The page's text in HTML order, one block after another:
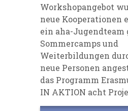
Workshopangebot
neue Kooperationen
ein aha-Jugendteam
Sommercamps und
Weiterbildungen
neue Personen
das Programm
IN AKTION acht